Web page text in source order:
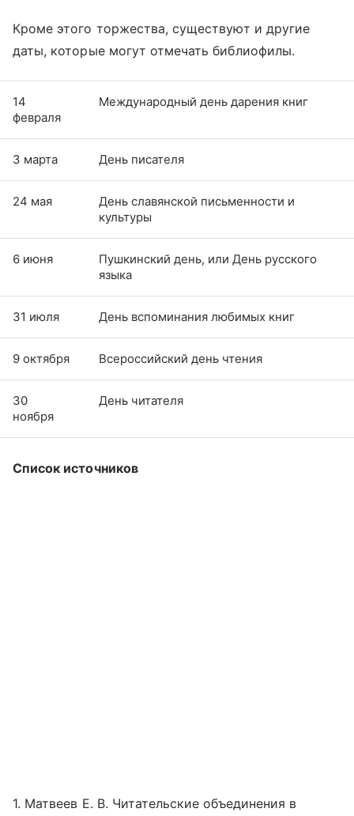
Кроме этого торжества, существуют и другие
даты, которые могут отмечать библиофилы.
14
февраля
Международный день дарения книг
3 марта День писателя
24 мая
День славянской письменности и
культуры
6 июня
Пушкинский день, или День русского
языка
31 июля День вспоминания любимых книг
9 октября Всероссийский день чтения
30
ноября
День читателя
Список источников
1. Матвеев Е. В. Читательские объединения в